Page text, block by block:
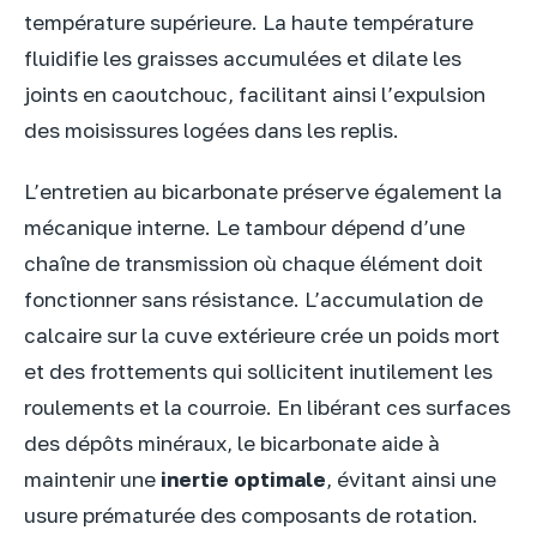
température supérieure. La haute température
fluidifie les graisses accumulées et dilate les
joints en caoutchouc, facilitant ainsi l’expulsion
des moisissures logées dans les replis.
L’entretien au bicarbonate préserve également la
mécanique interne. Le tambour dépend d’une
chaîne de transmission où chaque élément doit
fonctionner sans résistance. L’accumulation de
calcaire sur la cuve extérieure crée un poids mort
et des frottements qui sollicitent inutilement les
roulements et la courroie. En libérant ces surfaces
des dépôts minéraux, le bicarbonate aide à
maintenir une inertie optimale, évitant ainsi une
usure prématurée des composants de rotation.